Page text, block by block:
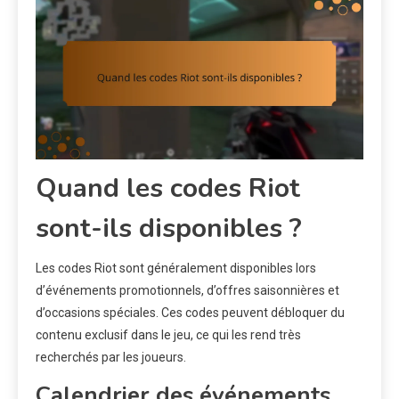
Quand les codes Riot
sont-ils disponibles ?
Les codes Riot sont généralement disponibles lors
d’événements promotionnels, d’offres saisonnières et
d’occasions spéciales. Ces codes peuvent débloquer du
contenu exclusif dans le jeu, ce qui les rend très
recherchés par les joueurs.